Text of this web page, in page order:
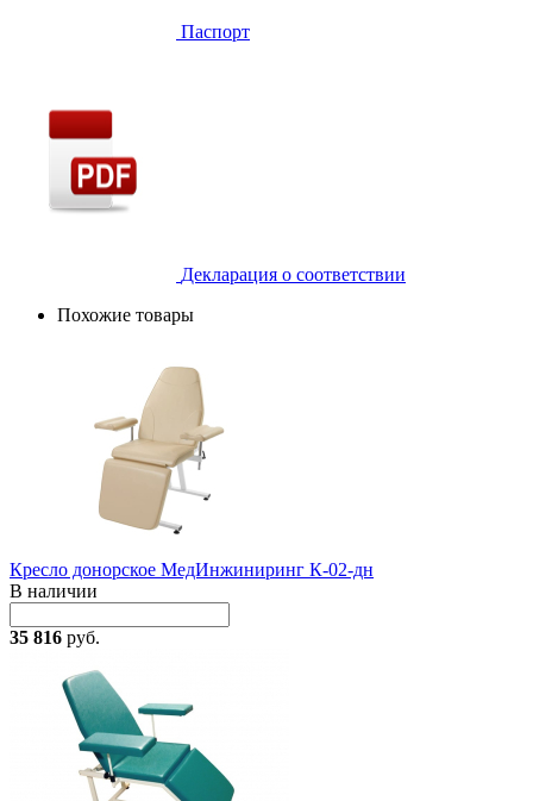
Паспорт
Декларация о соответствии
Похожие товары
Кресло донорское МедИнжиниринг К-02-дн
В наличии
35 816 руб.